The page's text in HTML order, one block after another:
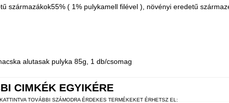
származákok55% ( 1% pulykamell filével ), növényi eredetű
alutasak pulyka 85g, 1 db/csomag
CIMKÉK EGYIKÉRE
TOVÁBBI SZÁMODRA ÉRDEKES TERMÉKEKET ÉRHETSZ EL: